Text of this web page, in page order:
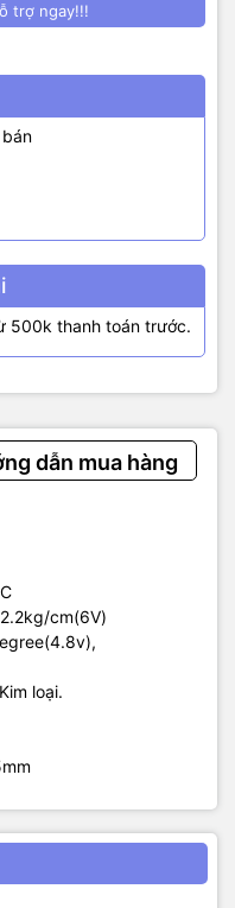
trợ ngay!!!
500k thanh toán trước.
dẫn mua hàng
cm(6V)
loại.